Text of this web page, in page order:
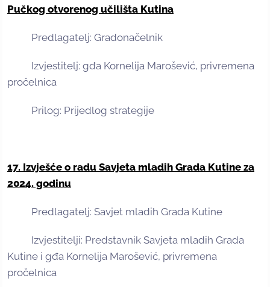
Pučkog otvorenog učilišta Kutina
Predlagatelj: Gradonačelnik
Izvjestitelj: gđa Kornelija Marošević, privremena
pročelnica
Prilog: Prijedlog strategije
17. Izvješće o radu Savjeta mladih Grada Kutine za
2024. godinu
Predlagatelj: Savjet mladih Grada Kutine
Izvjestitelji: Predstavnik Savjeta mladih Grada
Kutine i gđa Kornelija Marošević, privremena
pročelnica